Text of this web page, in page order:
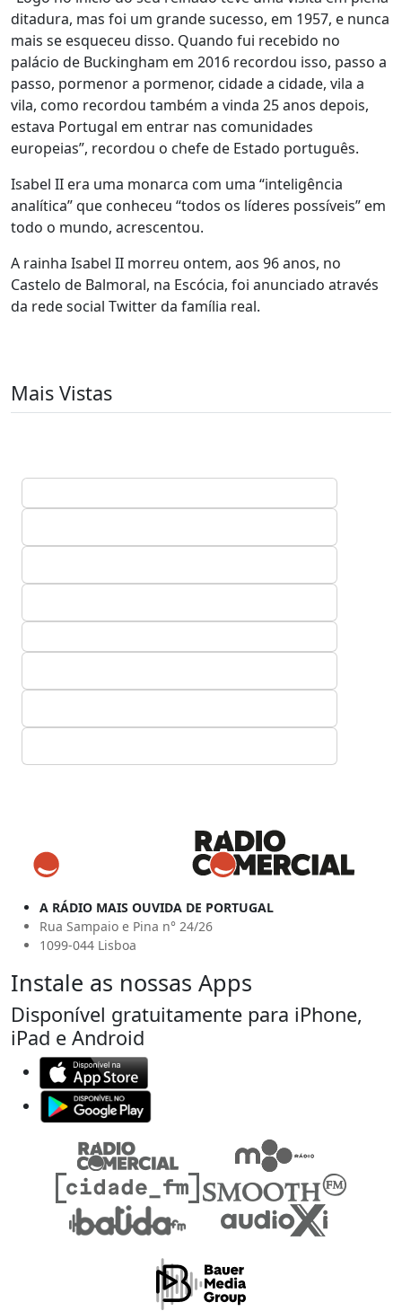
ditadura, mas foi um grande sucesso, em 1957, e nunca
mais se esqueceu disso. Quando fui recebido no
palácio de Buckingham em 2016 recordou isso, passo a
passo, pormenor a pormenor, cidade a cidade, vila a
vila, como recordou também a vinda 25 anos depois,
estava Portugal em entrar nas comunidades
europeias”, recordou o chefe de Estado português.
Isabel II era uma monarca com uma “inteligência
analítica” que conheceu “todos os líderes possíveis” em
todo o mundo, acrescentou.
A rainha Isabel II morreu ontem, aos 96 anos, no
Castelo de Balmoral, na Escócia, foi anunciado através
da rede social Twitter da família real.
Mais Vistas
A RÁDIO MAIS OUVIDA DE PORTUGAL
Rua Sampaio e Pina n° 24/26
1099-044 Lisboa
Instale as nossas Apps
Disponível gratuitamente para iPhone,
iPad e Android